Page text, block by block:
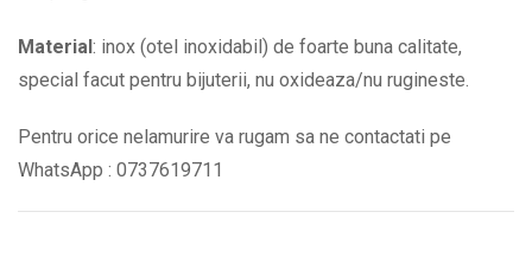
Material : inox (otel inoxidabil) de foarte buna calitate,
special facut pentru bijuterii, nu oxideaza/nu rugineste.
Pentru orice nelamurire va rugam sa ne contactati pe
WhatsApp : 0737619711